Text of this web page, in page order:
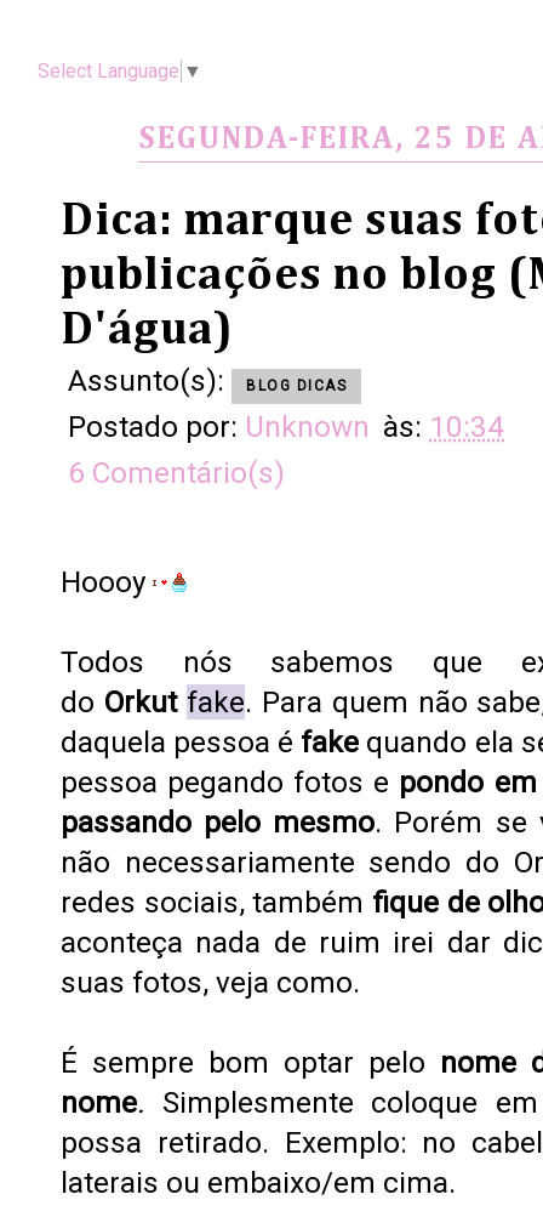
Select Language ▼
SEGUNDA-FEIRA, 25 DE
Dica: marque suas
publicações no blog
D'água)
Assunto(s): BLOG DICAS
Postado por: Unknown às: 10:34
6 Comentário(s)
Hoooy
Todos nós sabemos que
do Orkut fake. Para quem não
daquela pessoa é fake quando ela
pessoa pegando fotos e pondo
passando pelo mesmo. Porém se
não necessariamente sendo do
redes sociais, também fique de
aconteça nada de ruim irei dar
suas fotos, veja como.
É sempre bom optar pelo nome
nome. Simplesmente coloque
possa retirado. Exemplo: no
laterais ou embaixo/em cima.